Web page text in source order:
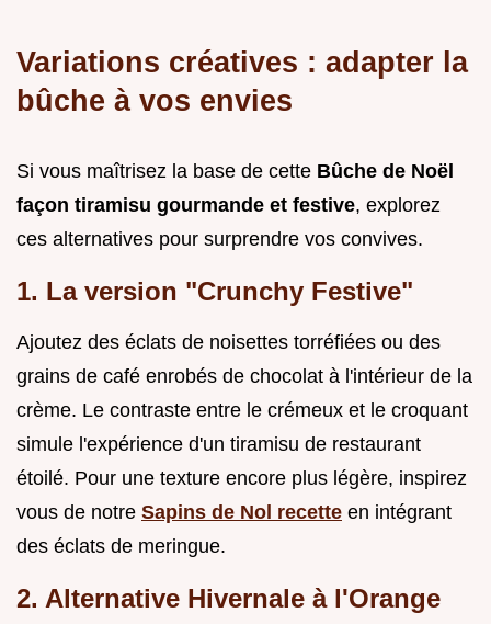
Variations créatives : adapter la
bûche à vos envies
Si vous maîtrisez la base de cette Bûche de Noël
façon tiramisu gourmande et festive, explorez
ces alternatives pour surprendre vos convives.
1. La version "Crunchy Festive"
Ajoutez des éclats de noisettes torréfiées ou des
grains de café enrobés de chocolat à l'intérieur de la
crème. Le contraste entre le crémeux et le croquant
simule l'expérience d'un tiramisu de restaurant
étoilé. Pour une texture encore plus légère, inspirez
vous de notre Sapins de Nol recette en intégrant
des éclats de meringue.
2. Alternative Hivernale à l'Orange